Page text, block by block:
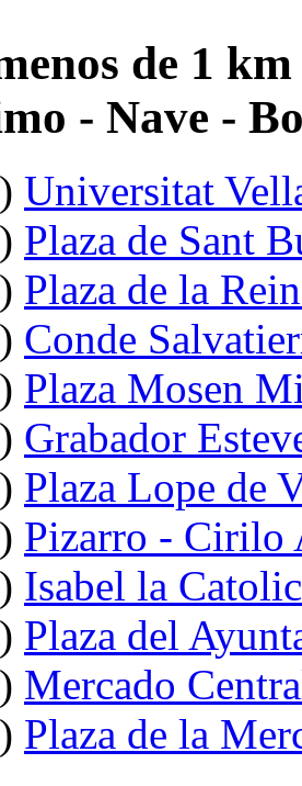
de 1
- Nave -
Universitat
Plaza de Sant
Plaza de la
Conde
Plaza Mosen
Grabador
Plaza Lope de
Pizarro - Cirilo
Isabel la
Plaza del
Mercado
Plaza de la